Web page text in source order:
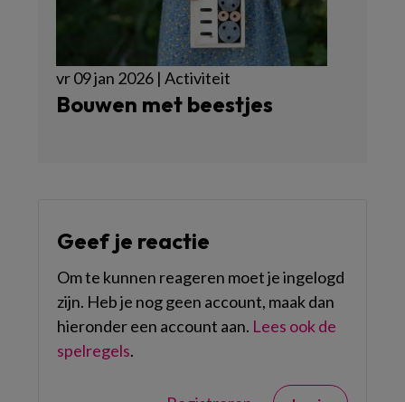
vr 09 jan 2026 | Activiteit
Bouwen met beestjes
Geef je reactie
Om te kunnen reageren moet je ingelogd
zijn. Heb je nog geen account, maak dan
hieronder een account aan. Lees ook de
spelregels.